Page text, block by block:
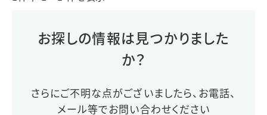
お探しの情報は見つかりました
か？
さらにご不明な点がございましたら、お電話、
メール等でお問い合わせください